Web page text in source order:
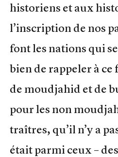
historiens et aux
l’inscription de nos
font les nations qui
bien de rappeler à ce
de moudjahid et de
pour les non
traîtres, qu’il n’y a
était parmi ceux –